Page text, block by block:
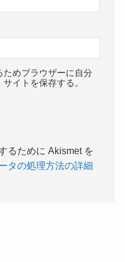
めブラウザーに自分
イトを保存する。
るために Akismet を
タの処理方法の詳細